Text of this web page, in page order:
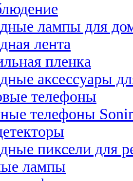
лампы для
лента
пленка
аксессуары
телефоны
телефоны
пиксели для
лампы